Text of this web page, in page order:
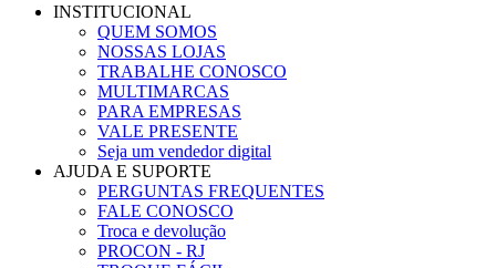
INSTITUCIONAL
QUEM SOMOS
NOSSAS LOJAS
TRABALHE CONOSCO
MULTIMARCAS
PARA EMPRESAS
VALE PRESENTE
Seja um vendedor digital
AJUDA E SUPORTE
PERGUNTAS FREQUENTES
FALE CONOSCO
Troca e devolução
PROCON - RJ